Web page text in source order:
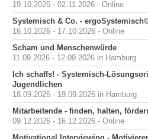
19.10.2026 - 02.11.2026 - Online
Systemisch & Co. -
16.10.2026 - 17.10.2026 - Online
Scham und Menschenwürde
11.09.2026 - 12.09.2026 in Hamburg
Ich schaffs! - Systemisch-
Jugendlichen
18.09.2026 - 19.09.2026 in Hamburg
Mitarbeitende - finden, halten,
09.12.2026 - 16.12.2026 - Online